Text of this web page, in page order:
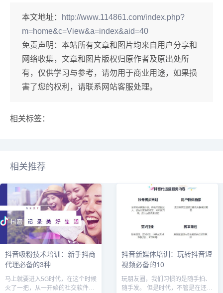
本文地址：
http://www.114861.com/index.php?
m=home&c=View&a=index&aid=40
免责声明： 本站所有文章和图片均来自用户分享和
网络收集，文章和图片版权归原作者及原出处所
有，仅供学习与参考，请勿用于商业用途，如果损
害了您的权利，请联系网站客服处理。
相关标签：
相关推荐
抖音吸粉技术培训：新手抖商
代理必备的3种
马上就要进入5G时代，在这个时候
火了一把，从一开始的社交软件，
抖音新媒体培训：玩转抖音短
视频必备的10
玩朋友圈，我们习惯的是随手拍、
随手发。 但是时代，不管是在还是